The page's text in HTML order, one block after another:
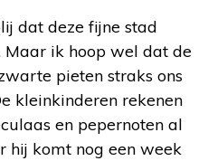
dat deze fijne stad
ik hoop wel dat de
pieten straks ons
kleinkinderen rekenen
en pepernoten al
hij komt nog een week